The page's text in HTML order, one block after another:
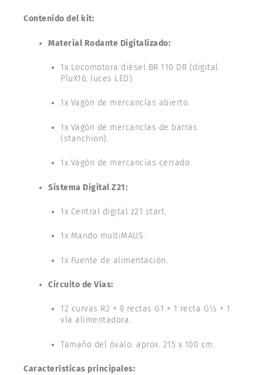
Contenido del kit:
Material Rodante Digitalizado:
1x Locomotora diésel BR 110 DR (digital
PluX16, luces LED).
1x Vagón de mercancías abierto.
1x Vagón de mercancías de barras
(stanchion).
1x Vagón de mercancías cerrado.
Sistema Digital Z21:
1x Central digital z21 start.
1x Mando multiMAUS.
1x Fuente de alimentación.
Circuito de Vías:
12 curvas R2 + 9 rectas G1 + 1 recta G½ + 1
vía alimentadora.
Tamaño del óvalo: aprox. 215 x 100 cm.
Características principales: